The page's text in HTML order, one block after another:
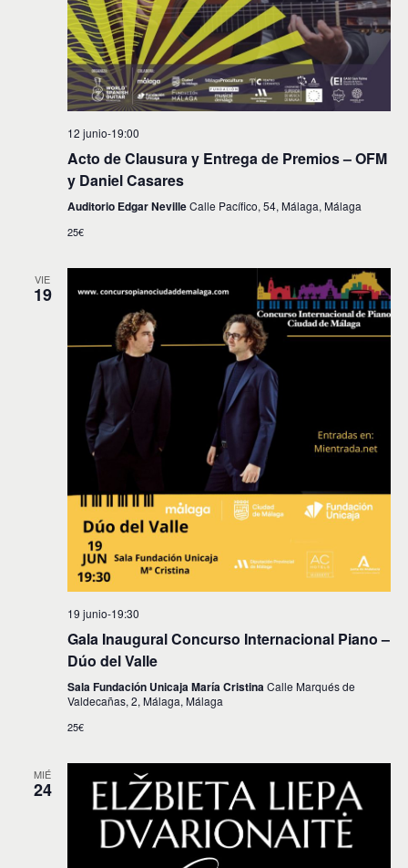
12 junio-19:00
Acto de Clausura y Entrega de Premios – OFM
y Daniel Casares
Auditorio Edgar NevilleCalle Pacífico, 54, Málaga, Málaga
25€
VIE
19
19 junio-19:30
Gala Inaugural Concurso Internacional Piano –
Dúo del Valle
Sala Fundación Unicaja María CristinaCalle Marqués de
Valdecañas, 2, Málaga, Málaga
25€
MIÉ
24